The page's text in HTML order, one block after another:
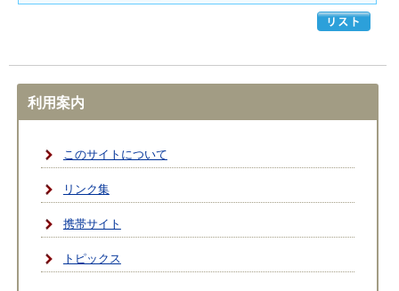
利用案内
このサイトについて
リンク集
携帯サイト
トピックス